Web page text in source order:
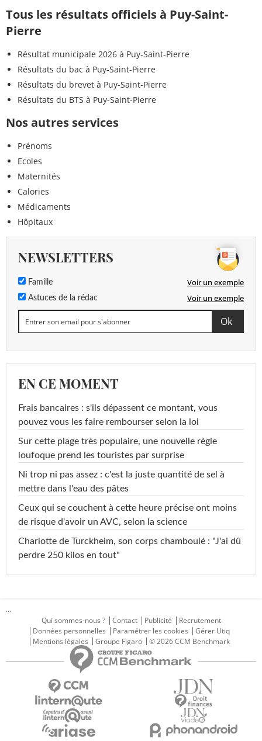
Tous les résultats officiels à Puy-Saint-
Pierre
Résultat municipale 2026 à Puy-Saint-Pierre
Résultats du bac à Puy-Saint-Pierre
Résultats du brevet à Puy-Saint-Pierre
Résultats du BTS à Puy-Saint-Pierre
Nos autres services
Prénoms
Ecoles
Maternités
Calories
Médicaments
Hôpitaux
NEWSLETTERS
Famille Voir un exemple
Astuces de la rédac Voir un exemple
EN CE MOMENT
Frais bancaires : s'ils dépassent ce montant, vous
pouvez vous les faire rembourser selon la loi
Sur cette plage très populaire, une nouvelle règle
loufoque prend les touristes par surprise
Ni trop ni pas assez : c'est la juste quantité de sel à
mettre dans l'eau des pâtes
Ceux qui se couchent à cette heure précise ont moins
de risque d'avoir un AVC, selon la science
Charlotte de Turckheim, son corps chamboulé : "J'ai dû
perdre 250 kilos en tout"
...
Qui sommes-nous ?
Contact Publicité
Recrutement
Données personnelles
Paramétrer les cookies
Gérer Utiq
Mentions légales
Groupe Figaro © 2026 CCM Benchmark